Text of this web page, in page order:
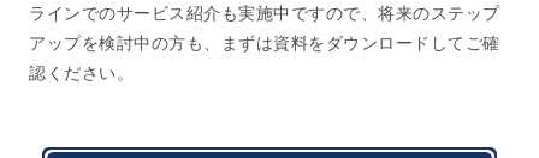
ラインでのサービス紹介も実施中ですので、将来のステップ
アップを検討中の方も、まずは資料をダウンロードしてご確
認ください。